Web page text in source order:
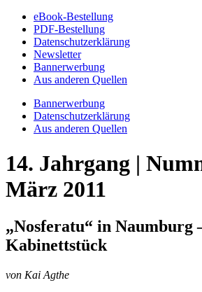
eBook-Bestellung
PDF-Bestellung
Datenschutzerklärung
Newsletter
Bannerwerbung
Aus anderen Quellen
Bannerwerbung
Datenschutzerklärung
Aus anderen Quellen
14. Jahrgang |
März 2011
„Nosferatu“ in Naumburg
Kabinettstück
von Kai Agthe